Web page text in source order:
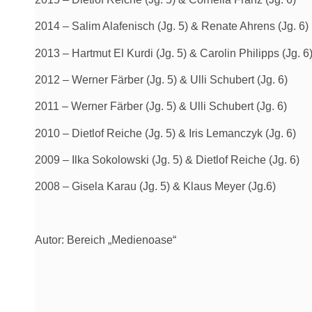
2014 – Salim Alafenisch (Jg. 5) & Renate Ahrens (Jg. 6)
2013 – Hartmut El Kurdi (Jg. 5) & Carolin Philipps (Jg. 6)
2012 – Werner Färber (Jg. 5) & Ulli Schubert (Jg. 6)
2011 – Werner Färber (Jg. 5) & Ulli Schubert (Jg. 6)
2010 – Dietlof Reiche (Jg. 5) & Iris Lemanczyk (Jg. 6)
2009 – Ilka Sokolowski (Jg. 5) & Dietlof Reiche (Jg. 6)
2008 – Gisela Karau (Jg. 5) & Klaus Meyer (Jg.6)
Autor: Bereich „Medienoase“